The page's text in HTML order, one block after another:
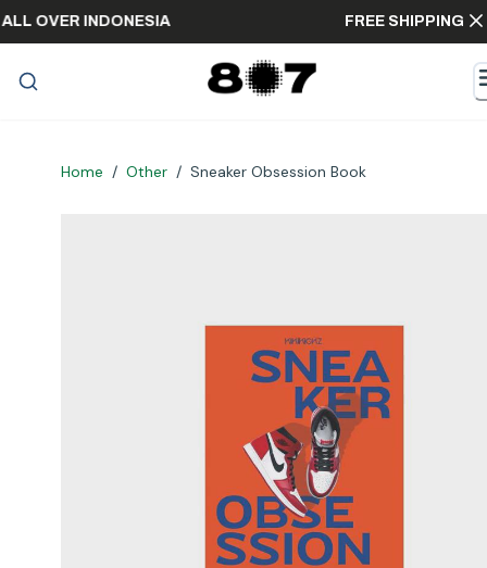
ALL OVER INDONESIA FREE
Home / Other / Sneaker Obsession Book